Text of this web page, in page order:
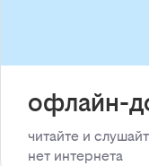
офлайн-
читайте и
нет интернета